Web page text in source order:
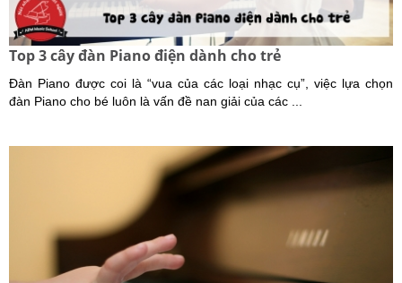
Top 3 cây đàn Piano điện dành cho trẻ
Đàn Piano được coi là “vua của các loại nhạc cụ”, việc lựa chọn
đàn Piano cho bé luôn là vấn đề nan giải của các ...